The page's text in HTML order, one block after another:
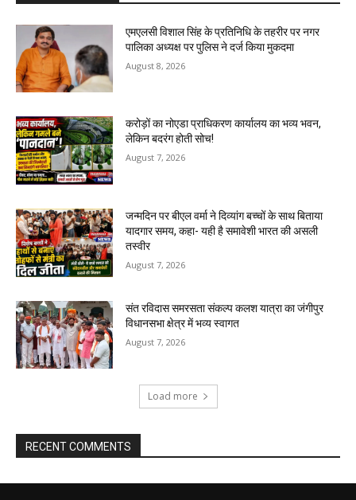
एमएलसी विशाल सिंह के प्रतिनिधि के तहरीर पर नगर
पालिका अध्यक्ष पर पुलिस ने दर्ज किया मुकदमा
August 8, 2026
करोड़ों का नोएडा प्राधिकरण कार्यालय का भव्य भवन,
लेकिन बदरंग होती सोच!
August 7, 2026
जन्मदिन पर बीएल वर्मा ने दिव्यांग बच्चों के साथ बिताया
यादगार समय, कहा- यही है समावेशी भारत की असली
तस्वीर
August 7, 2026
संत रविदास समरसता संकल्प कलश यात्रा का जंगीपुर
विधानसभा क्षेत्र में भव्य स्वागत
August 7, 2026
Load more
RECENT COMMENTS